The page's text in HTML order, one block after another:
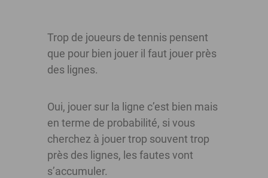
Trop de joueurs de tennis pensent
que pour bien jouer il faut jouer près
des lignes.
Oui, jouer sur la ligne c’est bien mais
en terme de probabilité, si vous
cherchez à jouer trop souvent trop
près des lignes, les fautes vont
s’accumuler.